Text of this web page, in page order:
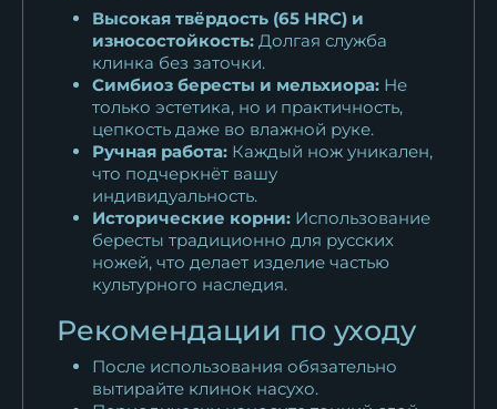
Высокая твёрдость (65 HRC) и
износостойкость: Долгая служба
клинка без заточки.
Симбиоз бересты и мельхиора: Не
только эстетика, но и практичность,
цепкость даже во влажной руке.
Ручная работа: Каждый нож уникален,
что подчеркнёт вашу
индивидуальность.
Исторические корни: Использование
бересты традиционно для русских
ножей, что делает изделие частью
культурного наследия.
Рекомендации по уходу
После использования обязательно
вытирайте клинок насухо.